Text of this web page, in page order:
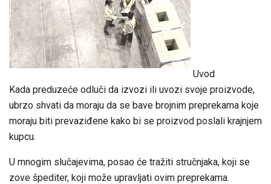
Uvod
Kada preduzeće odluči da izvozi ili uvozi svoje proizvode,
ubrzo shvati da moraju da se bave brojnim preprekama koje
moraju biti prevaziđene kako bi se proizvod poslali krajnjem
kupcu.
U mnogim slučajevima, posao će tražiti stručnjaka, koji se
zove špediter, koji može upravljati ovim preprekama.